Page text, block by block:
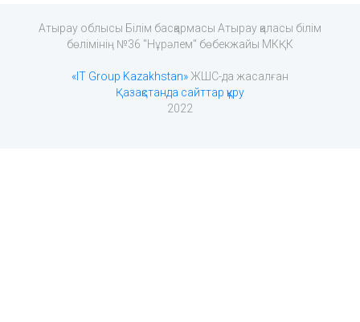
Атырау облысы Білім басқармасы Атырау қаласы білім
бөлімінің №36 "Нұрәлем" бөбекжайы МКҚК
«IT Group Kazakhstan» ЖШС-да жасалған
Қазақстанда сайттар құру
2022